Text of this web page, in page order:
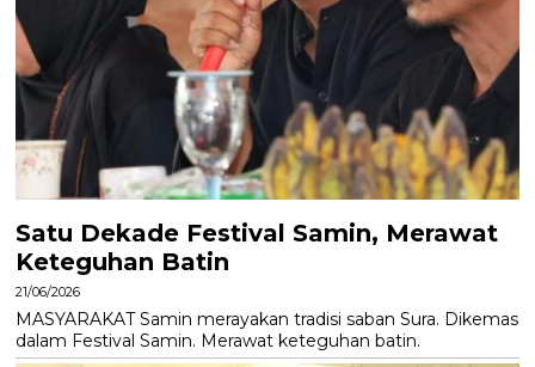
Satu Dekade Festival Samin, Merawat
Keteguhan Batin
21/06/2026
MASYARAKAT Samin merayakan tradisi saban Sura. Dikemas
dalam Festival Samin. Merawat keteguhan batin.